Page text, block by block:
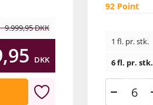
9.999,95DKK
DKK
92 Point
1 fl. pr. stk.
6 fl. pr. stk.